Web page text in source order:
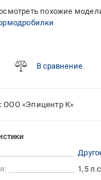
похожие
В сравнение
ООО «Эпицентр К»
1,5